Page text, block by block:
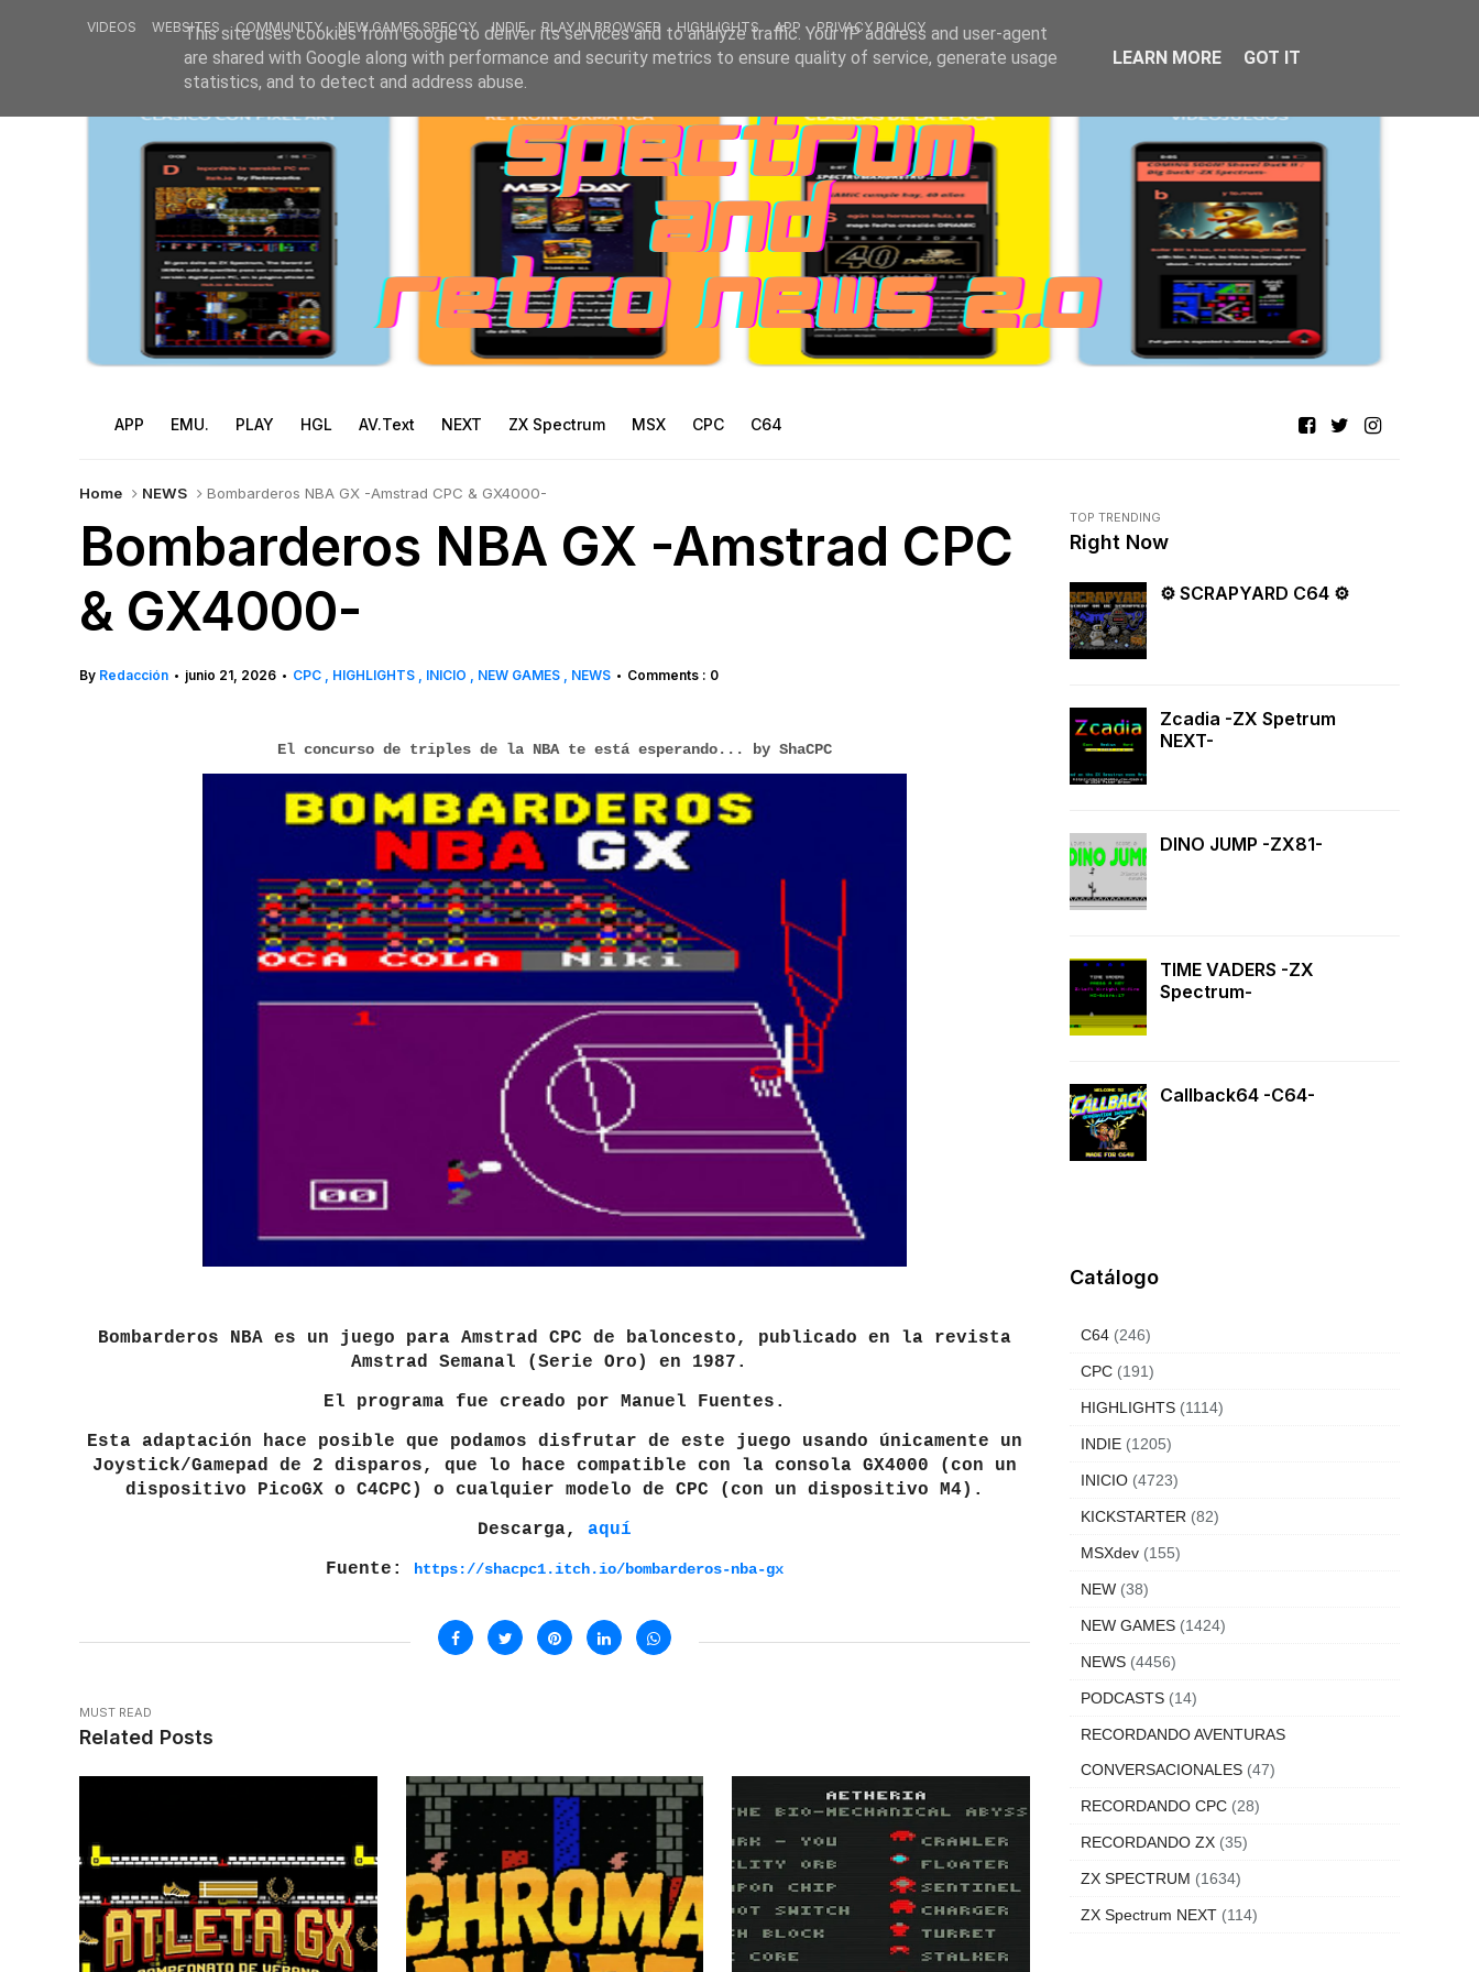
VIDEOS WEBSITES COMMUNITY NEW GAMES SPECCY INDIE PLAY IN BROWSER HIGHLIGHTS APP PRIVACY POLICY
APP EMU. PLAY HGL AV.Text NEXT ZX Spectrum MSX CPC C64
Home NEWS Bombarderos NBA GX -Amstrad CPC & GX4000-
Bombarderos NBA GX -Amstrad CPC
& GX4000-
By Redacción • junio 21, 2026 • CPC HIGHLIGHTS INICIO NEW GAMES NEWS • Comments : 0
El concurso de triples de la NBA te está esperando... by ShaCPC
Bombarderos NBA es un juego para Amstrad CPC de baloncesto, publicado en la revista
Amstrad Semanal (Serie Oro) en 1987.
El programa fue creado por Manuel Fuentes.
Esta adaptación hace posible que podamos disfrutar de este juego usando únicamente un
Joystick/Gamepad de 2 disparos, que lo hace compatible con la consola GX4000 (con un
dispositivo PicoGX o C4CPC) o cualquier modelo de CPC (con un dispositivo M4).
Descarga, aquí
Fuente:
https://shacpc1.itch.io/bombarderos-nba-gx
MUST READ
Related Posts
TOP TRENDING
Right Now
⚙ SCRAPYARD C64 ⚙
Zcadia -ZX Spetrum
NEXT-
DINO JUMP -ZX81-
TIME VADERS -ZX
Spectrum-
Callback64 -C64-
Catálogo
C64 (246)
CPC (191)
HIGHLIGHTS (1114)
INDIE (1205)
INICIO (4723)
KICKSTARTER (82)
MSXdev (155)
NEW (38)
NEW GAMES (1424)
NEWS (4456)
PODCASTS (14)
RECORDANDO AVENTURAS
CONVERSACIONALES (47)
RECORDANDO CPC (28)
RECORDANDO ZX (35)
ZX SPECTRUM (1634)
ZX Spectrum NEXT (114)
This site uses cookies from Google to deliver its services and to analyze traffic. Your IP address and user-agent
are shared with Google along with performance and security metrics to ensure quality of service, generate usage
statistics, and to detect and address abuse.
LEARN MORE GOT IT